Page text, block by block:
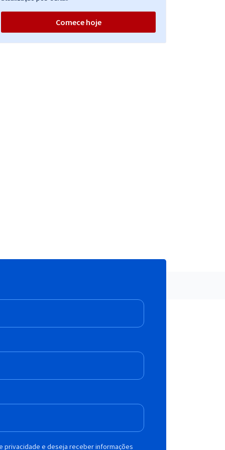
Comece hoje
privacidade e deseja receber informações